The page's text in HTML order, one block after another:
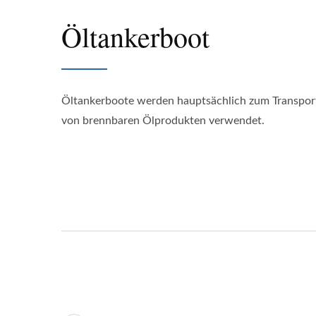
Öltankerboot
Öltankerboote werden hauptsächlich zum
von brennbaren Ölprodukten verwendet.